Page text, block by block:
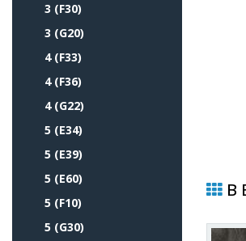
3 (F30)
3 (G20)
4 (F33)
4 (F36)
4 (G22)
5 (E34)
5 (E39)
5 (E60)
5 (F10)
5 (G30)
В